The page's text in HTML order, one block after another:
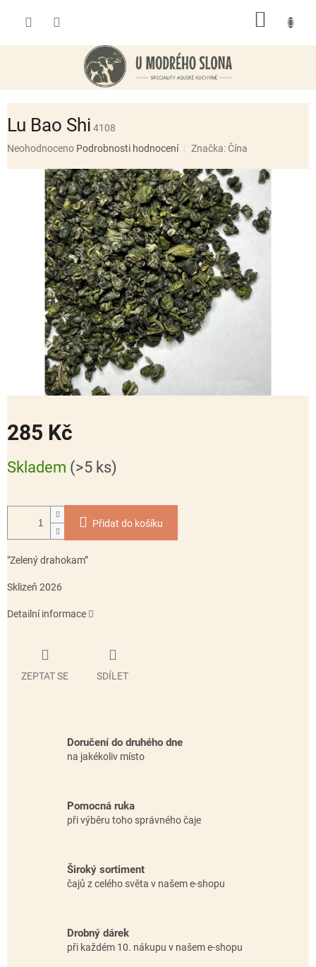
Lu Bao Shi 4108
Průměrné
produktu
hvězdiček.
Neohodnoceno Podrobnosti hodnocení Značka: Čína
285 Kč
cena:
Skladem (>5 ks)
Přidat do košíku
"Zelený drahokam”
Sklizeň 2026
Detailní informace
ZEPTAT SE SDÍLET
Doručení do druhého dne
na jakékoliv místo
Pomocná ruka
při výběru toho správného čaje
Široký sortiment
čajů z celého světa v našem e-shopu
Drobný dárek
při každém 10. nákupu v našem e-shopu